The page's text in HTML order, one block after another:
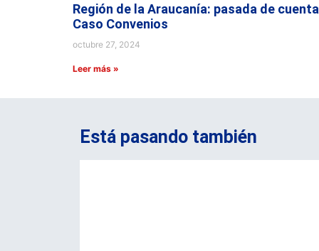
Región de la Araucanía: pasada de
Caso Convenios
octubre 27, 2024
Leer más »
Está pasando también